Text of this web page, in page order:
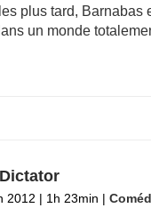
plus tard, Barnabas
un monde
2012 | 1h 23min |